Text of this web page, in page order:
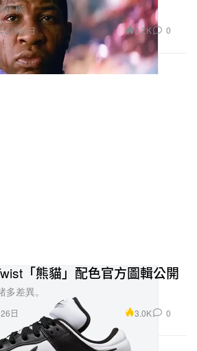
手機。
3月26日 1.2K 0
「熊貓」配色官方圖輯公開
差異。
日 3.0K 0